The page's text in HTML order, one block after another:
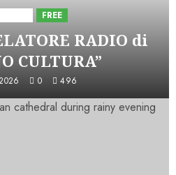
FREE
RADIO di
CULTURA”
0 496